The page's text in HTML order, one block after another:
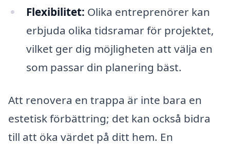
Flexibilitet: Olika entreprenörer kan
erbjuda olika tidsramar för projektet,
vilket ger dig möjligheten att välja en
som passar din planering bäst.
Att renovera en trappa är inte bara en
estetisk förbättring; det kan också bidra
till att öka värdet på ditt hem. En